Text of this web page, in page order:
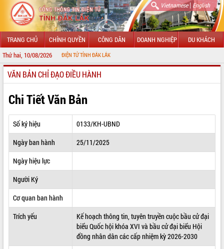
Vietnamese| English
TRANG CHỦ CHÍNH QUYỀN CÔNG DÂN DOANH NGHIỆP DU KHÁCH
Thứ hai, 10/08/2026
THÔNG TIN ĐIỆN TỬ TỈNH ĐẮK LẮK
GIỚI THIỆU
LÃNH ĐẠO UBND TỈNH
TIN TỨC SỰ KIỆN
SỞ, BAN, NGÀNH
THÔNG TIN CHỈ ĐẠO ĐIỀU HÀNH
HỆ THỐNG VĂN BẢN
VĂN BẢN HĐND TỈNH
VĂN BẢN CHỈ ĐẠO ĐIỀU HÀNH
Chi Tiết Văn Bản
Số ký hiệu
0133/KH-UBND
Ngày ban hành
25/11/2025
Ngày hiệu lực
Người Ký
Cơ quan ban hành
Trích yếu
Kế hoạch thông tin, tuyên truyền cuộc bầu cử đại
biểu Quốc hội khóa XVI và bầu cử đại biểu Hội
đồng nhân dân các cấp nhiệm kỳ 2026-2030